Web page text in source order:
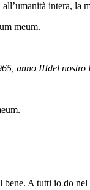
intera, la
meum.
anno IIIdel nostro
A tutti io do nel